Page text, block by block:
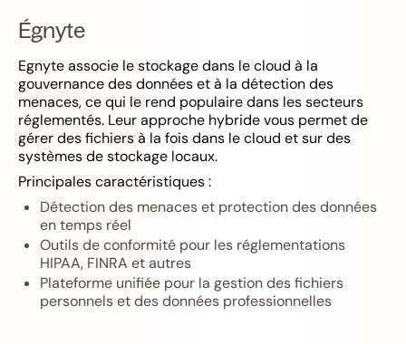
Égnyte
Egnyte associe le stockage dans le cloud à la
gouvernance des données et à la détection des
menaces, ce qui le rend populaire dans les secteurs
réglementés. Leur approche hybride vous permet de
gérer des fichiers à la fois dans le cloud et sur des
systèmes de stockage locaux.
Principales caractéristiques :
Détection des menaces et protection des données
en temps réel
Outils de conformité pour les réglementations
HIPAA, FINRA et autres
Plateforme unifiée pour la gestion des fichiers
personnels et des données professionnelles